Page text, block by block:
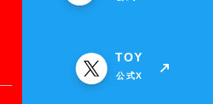
TOY
公式X